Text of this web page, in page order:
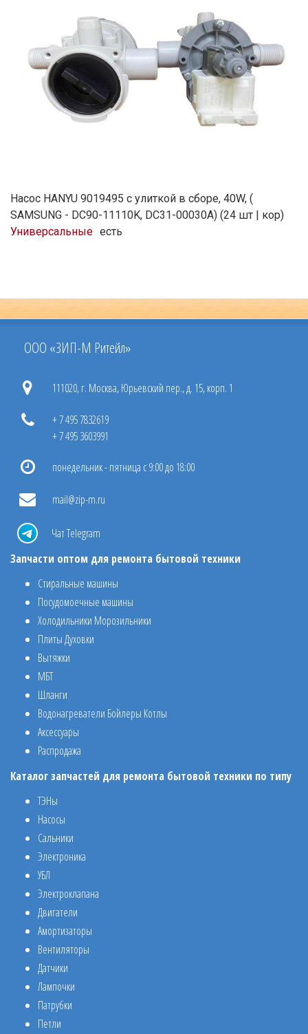
Насос HANYU 9019495 с улиткой в сборе, 40W, (
SAMSUNG - DC90-11110K, DC31-00030A) (24 шт | кор)
Универсальные есть
ООО «ЗИП-М Ритейл»
111020, г. Москва, Юрьевский пер., д. 15, корп. 1
+ 7 495 7832619
+ 7 495 3603991
понедельник - пятница с 9:00 до 18:00
mail@zip-m.ru
Чат Telegram
Запчасти оптом для ремонта бытовой техники
Стиральные машины
Посудомоечные машины
Холодильники Морозильники
Плиты Духовки
Вытяжки
МБТ
Шланги
Водонагреватели Бойлеры Котлы
Аксессуары
Распродажа
Каталог запчастей для ремонта бытовой техники по типу
ТЭНы
Насосы
Сальники
Электроника
УБЛ
Электроклапана
Двигатели
Амортизаторы
Вентиляторы
Датчики
Лампочки
Патрубки
Петли